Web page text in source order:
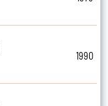
1990